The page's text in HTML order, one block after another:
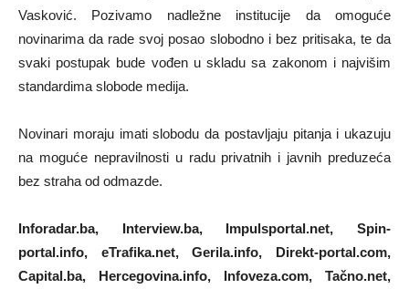
Vasković. Pozivamo nadležne institucije da omoguće
novinarima da rade svoj posao slobodno i bez pritisaka, te da
svaki postupak bude vođen u skladu sa zakonom i najvišim
standardima slobode medija.
Novinari moraju imati slobodu da postavljaju pitanja i ukazuju
na moguće nepravilnosti u radu privatnih i javnih preduzeća
bez straha od odmazde.
Inforadar.ba, Interview.ba, Impulsportal.net, Spin-
portal.info, eTrafika.net, Gerila.info, Direkt-portal.com,
Capital.ba, Hercegovina.info, Infoveza.com, Tačno.net,